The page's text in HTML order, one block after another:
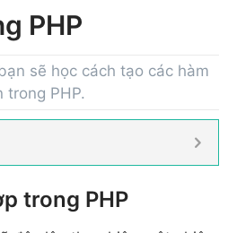
PHP
sẽ học cách tạo các hàm
trong PHP.
trong PHP